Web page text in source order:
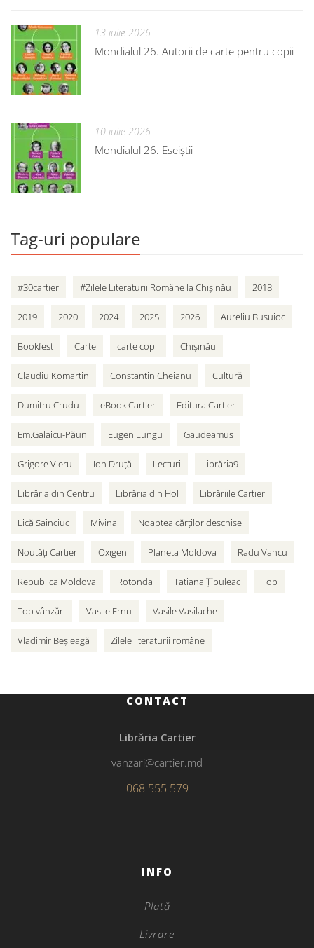
13 iulie 2026
Mondialul 26. Autorii de carte pentru copii
10 iulie 2026
Mondialul 26. Eseiștii
Tag-uri populare
#30cartier #Zilele Literaturii Române la Chișinău 2018
2019 2020 2024 2025 2026 Aureliu Busuioc
Bookfest Carte carte copii Chișinău
Claudiu Komartin Constantin Cheianu Cultură
Dumitru Crudu eBook Cartier Editura Cartier
Em.Galaicu-Păun Eugen Lungu Gaudeamus
Grigore Vieru Ion Druță Lecturi Librăria9
Librăria din Centru Librăria din Hol Librăriile Cartier
Lică Sainciuc Mivina Noaptea cărților deschise
Noutăți Cartier Oxigen Planeta Moldova Radu Vancu
Republica Moldova Rotonda Tatiana Țîbuleac Top
Top vânzări Vasile Ernu Vasile Vasilache
Vladimir Beșleagă Zilele literaturii române
CONTACT
Librăria Cartier
vanzari@cartier.md
068 555 579
INFO
Plată
Livrare